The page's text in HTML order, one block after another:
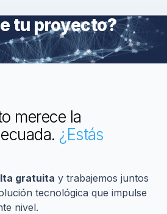
tu proyecto?
merece la
¿Estás
gratuita y trabajemos juntos
tecnológica que impulse
nivel.